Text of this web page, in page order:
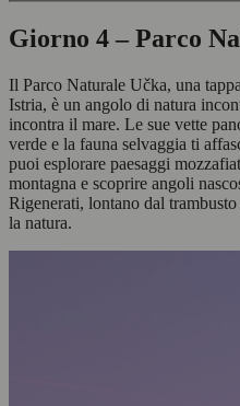
Giorno 4 – Parco
Il Parco Naturale Učka, una
Istria, è un angolo di natura
incontra il mare. Le sue vette
verde e la fauna selvaggia ti
puoi esplorare paesaggi
montagna e scoprire angoli
Rigenerati, lontano dal
la natura.